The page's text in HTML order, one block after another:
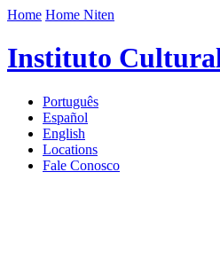
Home Home Niten
Instituto
Português
Español
English
Locations
Fale Conosco